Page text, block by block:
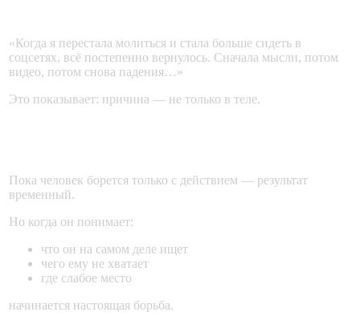
«Когда я перестала молиться и стала больше сидеть в
соцсетях, всё постепенно вернулось. Сначала мысли, потом
видео, потом снова падения…»
Это показывает: причина — не только в теле.
Пока человек борется только с действием — результат
временный.
Но когда он понимает:
что он на самом деле ищет
чего ему не хватает
где слабое место
начинается настоящая борьба.